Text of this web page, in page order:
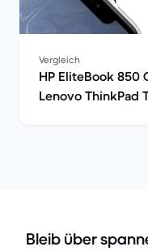
Vergleich
HP EliteBook 850
Lenovo ThinkPad
Bleib über